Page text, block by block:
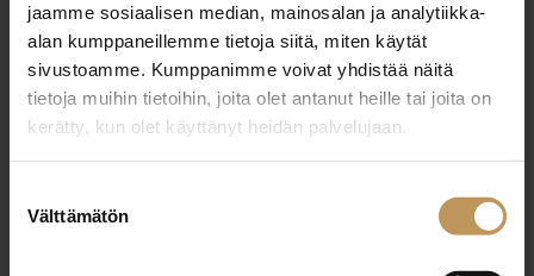
jaamme sosiaalisen median, mainosalan ja analytiikka-
alan kumppaneillemme tietoja siitä, miten käytät
sivustoamme. Kumppanimme voivat yhdistää näitä
tietoja muihin tietoihin, joita olet antanut heille tai joita on
kerätty, kun olet käyttänyt heidän palvelujaan.
valinta
Välttämätön
Aihe